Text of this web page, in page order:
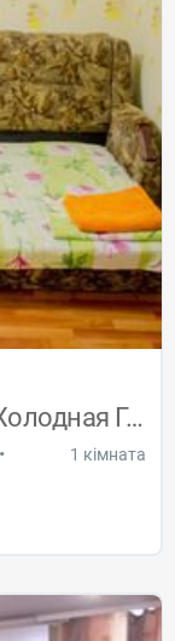
Здам подобово 1 к.кв. ст.м.Холодная Гор
• 1 кімната